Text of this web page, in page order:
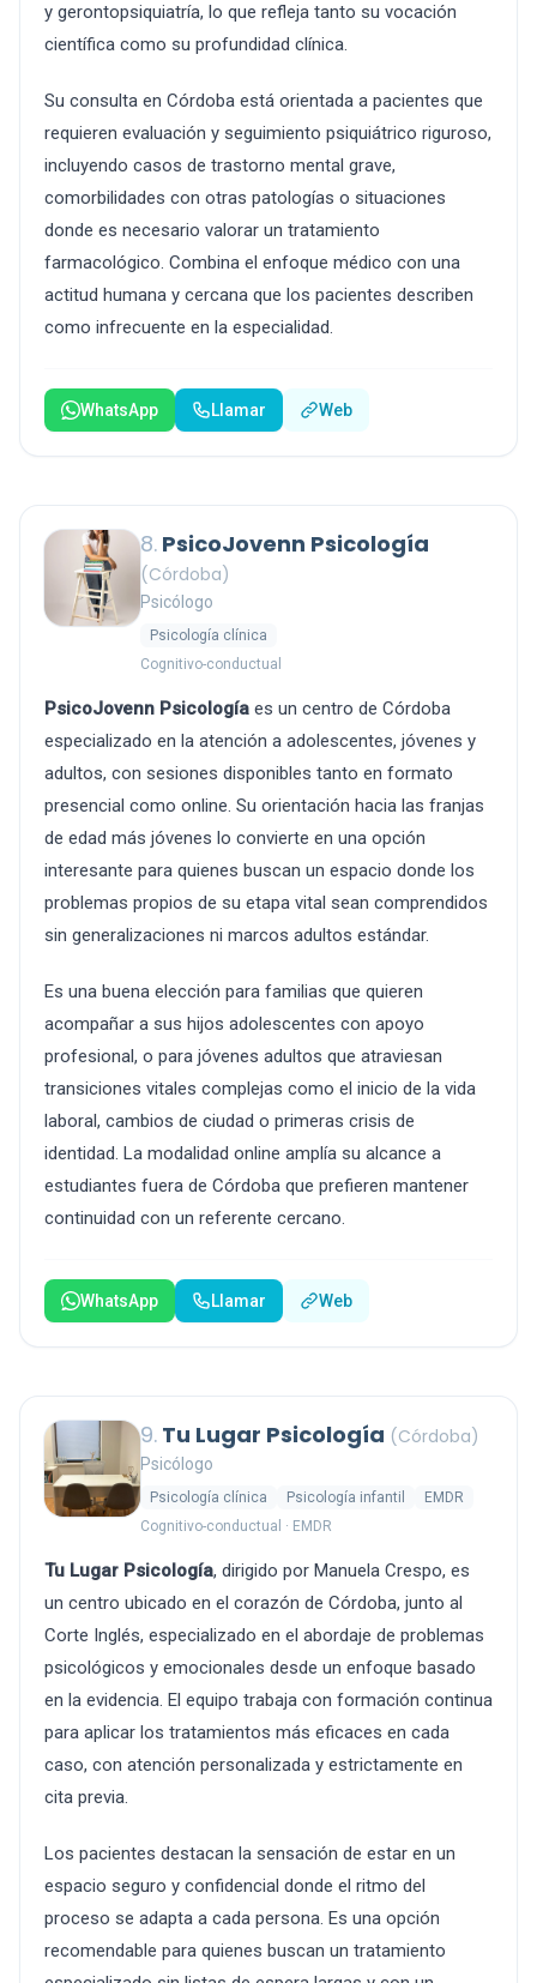
y gerontopsiquiatría, lo que refleja tanto su vocación
científica como su profundidad clínica.
Su consulta en Córdoba está orientada a pacientes que
requieren evaluación y seguimiento psiquiátrico riguroso,
incluyendo casos de trastorno mental grave,
comorbilidades con otras patologías o situaciones
donde es necesario valorar un tratamiento
farmacológico. Combina el enfoque médico con una
actitud humana y cercana que los pacientes describen
como infrecuente en la especialidad.
WhatsApp Llamar Web
8. PsicoJovenn Psicología
(Córdoba)
Psicólogo
Psicología clínica
Cognitivo-conductual
PsicoJovenn Psicología es un centro de Córdoba
especializado en la atención a adolescentes, jóvenes y
adultos, con sesiones disponibles tanto en formato
presencial como online. Su orientación hacia las franjas
de edad más jóvenes lo convierte en una opción
interesante para quienes buscan un espacio donde los
problemas propios de su etapa vital sean comprendidos
sin generalizaciones ni marcos adultos estándar.
Es una buena elección para familias que quieren
acompañar a sus hijos adolescentes con apoyo
profesional, o para jóvenes adultos que atraviesan
transiciones vitales complejas como el inicio de la vida
laboral, cambios de ciudad o primeras crisis de
identidad. La modalidad online amplía su alcance a
estudiantes fuera de Córdoba que prefieren mantener
continuidad con un referente cercano.
WhatsApp Llamar Web
9. Tu Lugar Psicología (Córdoba)
Psicólogo
Psicología clínica Psicología infantil
EMDR
Cognitivo-conductual · EMDR
Tu Lugar Psicología, dirigido por Manuela Crespo, es
un centro ubicado en el corazón de Córdoba, junto al
Corte Inglés, especializado en el abordaje de problemas
psicológicos y emocionales desde un enfoque basado
en la evidencia. El equipo trabaja con formación continua
para aplicar los tratamientos más eficaces en cada
caso, con atención personalizada y estrictamente en
cita previa.
Los pacientes destacan la sensación de estar en un
espacio seguro y confidencial donde el ritmo del
proceso se adapta a cada persona. Es una opción
recomendable para quienes buscan un tratamiento